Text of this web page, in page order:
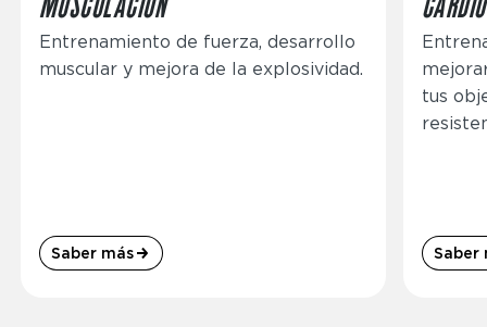
MUSCULACIÓN
Entrenamiento de fuerza, desarrollo
muscular y mejora de la explosividad.
Saber más
CARDIO
tus
Saber